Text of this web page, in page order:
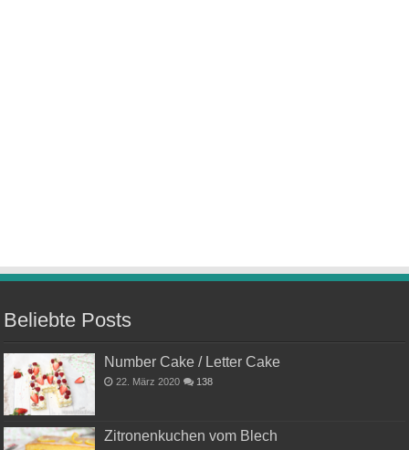
Beliebte Posts
Number Cake / Letter Cake
22. März 2020 138
Zitronenkuchen vom Blech